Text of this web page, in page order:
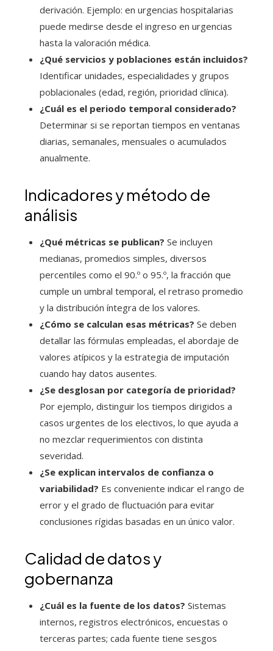
derivación. Ejemplo: en urgencias hospitalarias
puede medirse desde el ingreso en urgencias
hasta la valoración médica.
¿Qué servicios y poblaciones están incluidos?
Identificar unidades, especialidades y grupos
poblacionales (edad, región, prioridad clínica).
¿Cuál es el periodo temporal considerado?
Determinar si se reportan tiempos en ventanas
diarias, semanales, mensuales o acumulados
anualmente.
Indicadores y método de
análisis
¿Qué métricas se publican? Se incluyen
medianas, promedios simples, diversos
percentiles como el 90.º o 95.º, la fracción que
cumple un umbral temporal, el retraso promedio
y la distribución íntegra de los valores.
¿Cómo se calculan esas métricas? Se deben
detallar las fórmulas empleadas, el abordaje de
valores atípicos y la estrategia de imputación
cuando hay datos ausentes.
¿Se desglosan por categoría de prioridad?
Por ejemplo, distinguir los tiempos dirigidos a
casos urgentes de los electivos, lo que ayuda a
no mezclar requerimientos con distinta
severidad.
¿Se explican intervalos de confianza o
variabilidad? Es conveniente indicar el rango de
error y el grado de fluctuación para evitar
conclusiones rígidas basadas en un único valor.
Calidad de datos y
gobernanza
¿Cuál es la fuente de los datos? Sistemas
internos, registros electrónicos, encuestas o
terceras partes; cada fuente tiene sesgos